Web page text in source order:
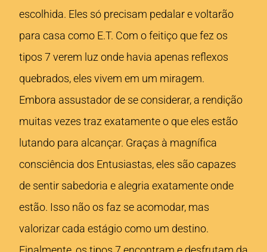
escolhida. Eles só precisam pedalar e voltarão
para casa como E.T. Com o feitiço que fez os
tipos 7 verem luz onde havia apenas reflexos
quebrados, eles vivem em um miragem.
Embora assustador de se considerar, a rendição
muitas vezes traz exatamente o que eles estão
lutando para alcançar. Graças à magnífica
consciência dos Entusiastas, eles são capazes
de sentir sabedoria e alegria exatamente onde
estão. Isso não os faz se acomodar, mas
valorizar cada estágio como um destino.